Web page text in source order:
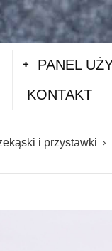
PANEL
KONTAKT
i przystawki